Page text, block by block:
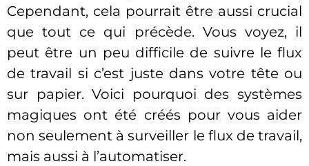
Cependant, cela pourrait être aussi crucial
que tout ce qui précède. Vous voyez, il
peut être un peu difficile de suivre le flux
de travail si c’est juste dans votre tête ou
sur papier. Voici pourquoi des systèmes
magiques ont été créés pour vous aider
non seulement à surveiller le flux de travail,
mais aussi à l’automatiser.